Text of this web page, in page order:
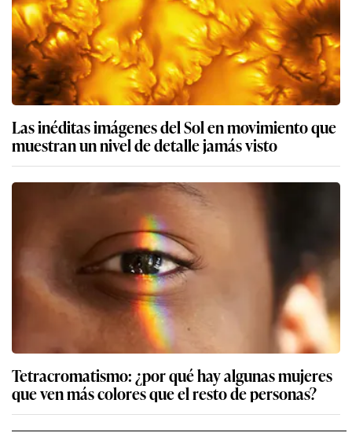
Las inéditas imágenes del Sol en movimiento que
muestran un nivel de detalle jamás visto
Tetracromatismo: ¿por qué hay algunas mujeres
que ven más colores que el resto de personas?